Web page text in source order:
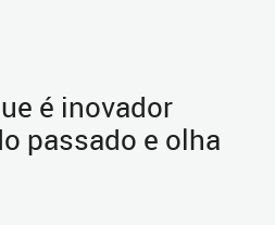
é inovador
passado e olha